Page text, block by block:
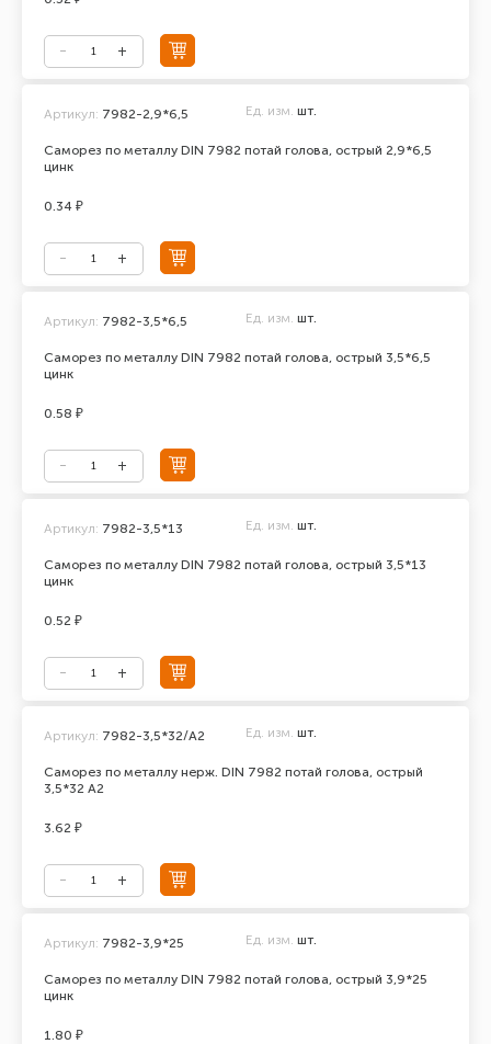
Саморез по металлу DIN 7982 потай голова, острый 2,9*6,5
цинк
Артикул: 7982-2,9*6,5 Ед. изм. шт.
0.34 ₽
Саморез по металлу DIN 7982 потай голова, острый 3,5*6,5
цинк
Артикул: 7982-3,5*6,5 Ед. изм. шт.
0.58 ₽
Саморез по металлу DIN 7982 потай голова, острый 3,5*13
цинк
Артикул: 7982-3,5*13 Ед. изм. шт.
0.52 ₽
Саморез по металлу нерж. DIN 7982 потай голова, острый
3,5*32 А2
Артикул: 7982-3,5*32/А2 Ед. изм. шт.
3.62 ₽
Саморез по металлу DIN 7982 потай голова, острый 3,9*25
цинк
Артикул: 7982-3,9*25 Ед. изм. шт.
1.80 ₽